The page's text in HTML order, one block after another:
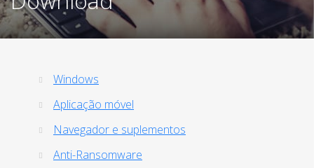
Windows
Aplicação móvel
Navegador e suplementos
Anti-Ransomware